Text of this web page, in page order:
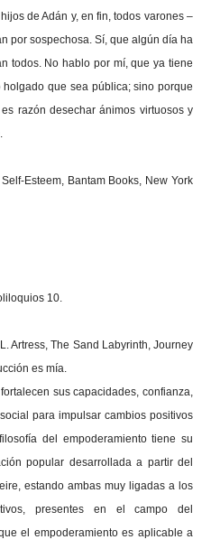
de Adán y, en fin, todos varones –
por sospechosa. Sí, que algún día ha
todos. No hablo por mí, que ya tiene
que sea pública; sino porque
razón desechar ánimos virtuosos y
Esteem, Bantam Books, New York
10.
Artress, The Sand Labyrinth, Journey
es mía.
sus capacidades, confianza,
para impulsar cambios positivos
del empoderamiento tiene su
popular desarrollada a partir del
estando ambas muy ligadas a los
presentes en el campo del
el empoderamiento es aplicable a